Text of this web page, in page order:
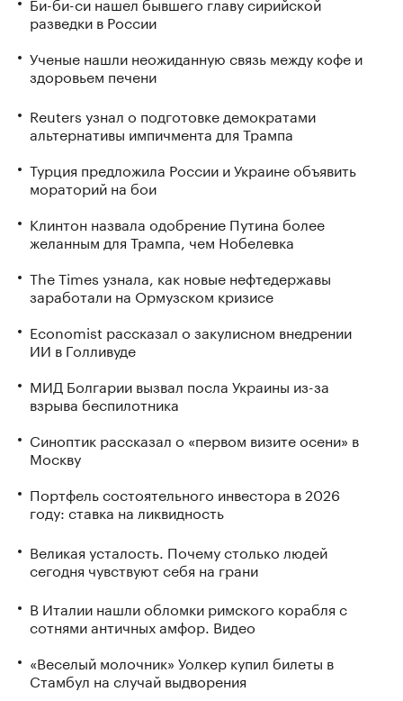
разведки в России
Ученые нашли неожиданную связь между кофе и
здоровьем печени
Reuters узнал о подготовке демократами
альтернативы импичмента для Трампа
Турция предложила России и Украине объявить
мораторий на бои
Клинтон назвала одобрение Путина более
желанным для Трампа, чем Нобелевка
The Times узнала, как новые нефтедержавы
заработали на Ормузском кризисе
Economist рассказал о закулисном внедрении
ИИ в Голливуде
МИД Болгарии вызвал посла Украины из-за
взрыва беспилотника
Синоптик рассказал о «первом визите осени» в
Москву
Портфель состоятельного инвестора в 2026
году: ставка на ликвидность
Великая усталость. Почему столько людей
сегодня чувствуют себя на грани
В Италии нашли обломки римского корабля с
сотнями античных амфор. Видео
«Веселый молочник» Уолкер купил билеты в
Стамбул на случай выдворения